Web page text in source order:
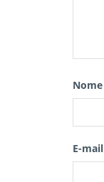
Nome
E-mail